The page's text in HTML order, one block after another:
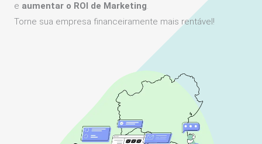
e aumentar o ROI de Marketing.
Torne sua empresa financeiramente mais rentável!